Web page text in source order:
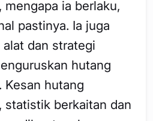
ia berlaku,
pastinya. Ia juga
dan strategi
hutang
Kesan hutang
statistik berkaitan dan